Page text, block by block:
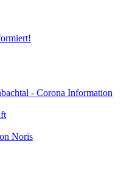
- Corona Information
Noris